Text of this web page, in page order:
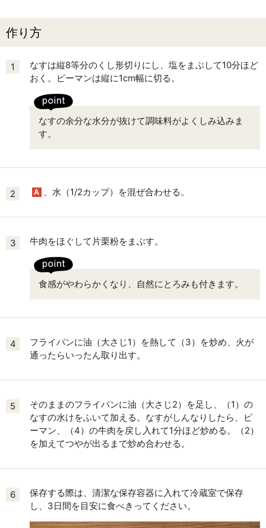
作り方
1
なすは縦8等分のくし形切りにし、塩をまぶして10分ほど
おく。ピーマンは縦に1cm幅に切る。
なすの余分な水分が抜けて調味料がよくしみ込みま
す。
2 A 、水（1/2カップ）を混ぜ合わせる。
3 牛肉をほぐして片栗粉をまぶす。
食感がやわらかくなり、自然にとろみも付きます。
4
フライパンに油（大さじ1）を熱して（3）を炒め、火が
通ったらいったん取り出す。
5
そのままのフライパンに油（大さじ2）を足し、（1）の
なすの水けをふいて加える。なすがしんなりしたら、ピ
ーマン、（4）の牛肉を戻し入れて1分ほど炒める。（2）
を加えてつやが出るまで炒め合わせる。
6
保存する際は、清潔な保存容器に入れて冷蔵室で保存
し、3日間を目安に食べきってください。